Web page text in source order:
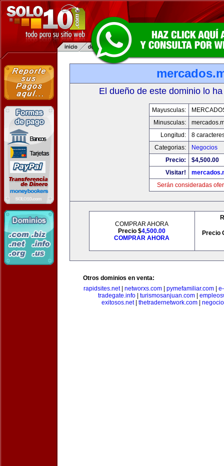
El dueño de este dominio lo
Mayusculas:
Minusculas:
Longitud:
8
Categorias:
Negocios
Precio:
$4,500.00
Visitar!
Serán consideradas
COMPRAR AHORA
Precio $4,500.00
COMPRAR AHORA
Precio
Otros dominios en venta:
rapidsites.net| networxs.com| pymefamiliar.com|
tradegate.info| turismosanjuan.com|
exitosos.net| thetradernetwork.com|